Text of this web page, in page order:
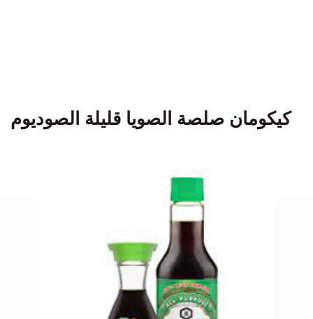
كيكومان صلصة الصويا قليلة الصوديوم